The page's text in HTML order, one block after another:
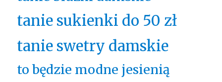
tanie sukienki do 50 zł
tanie swetry damskie
to będzie modne jesienią